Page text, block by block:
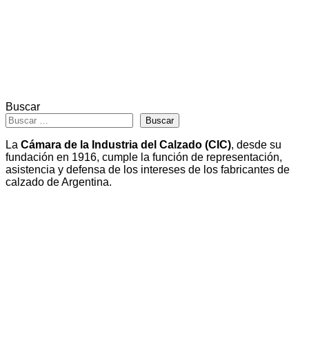
Buscar
Buscar
La Cámara de la Industria del Calzado (CIC), desde su
fundación en 1916, cumple la función de representación,
asistencia y defensa de los intereses de los fabricantes de
calzado de Argentina.